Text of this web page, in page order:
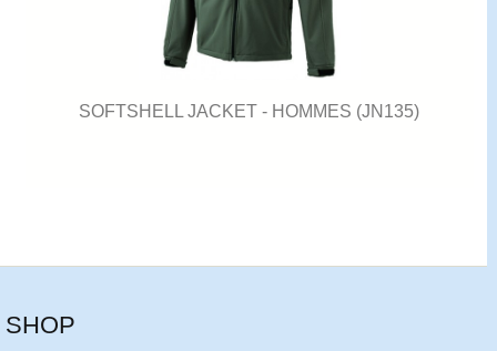
SOFTSHELL JACKET - HOMMES (JN135)
SHOP